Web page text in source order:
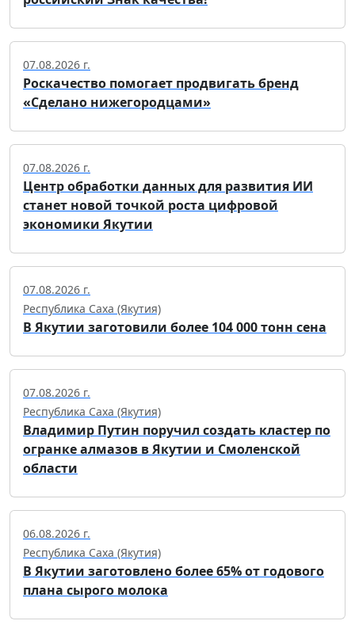
07.08.2026 г.
Роскачество помогает продвигать бренд
«Сделано нижегородцами»
07.08.2026 г.
Центр обработки данных для развития ИИ
станет новой точкой роста цифровой
экономики Якутии
07.08.2026 г.
Республика Саха (Якутия)
В Якутии заготовили более 104 000 тонн сена
07.08.2026 г.
Республика Саха (Якутия)
Владимир Путин поручил создать кластер по
огранке алмазов в Якутии и Смоленской
области
06.08.2026 г.
Республика Саха (Якутия)
В Якутии заготовлено более 65% от годового
плана сырого молока